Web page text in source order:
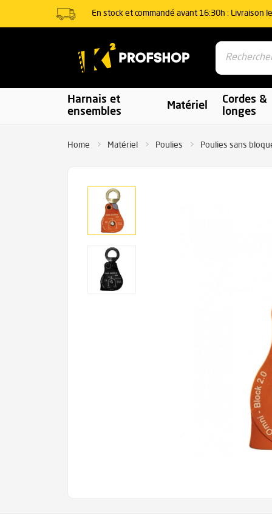
En stock et commandé avant 16:30h : Livraison
Harnais et
ensembles
Matériel
Cordes &
longes
Home Matériel Poulies Poulies sans